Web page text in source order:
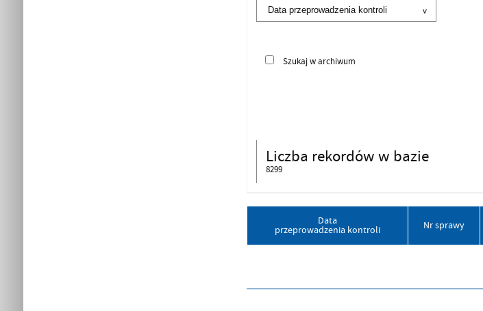
Szukaj w archiwum
Liczba rekordów w bazie
8299
Data
przeprowadzenia kontroli Nr sprawy